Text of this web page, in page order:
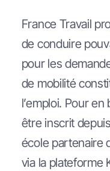
France Travail
de conduire
pour les
de mobilité
l’emploi. Pour
être inscrit
école partenaire
via la plateforme